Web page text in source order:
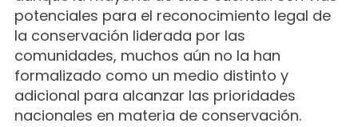
potenciales para el reconocimiento legal de
la conservación liderada por las
comunidades, muchos aún no la han
formalizado como un medio distinto y
adicional para alcanzar las prioridades
nacionales en materia de conservación.